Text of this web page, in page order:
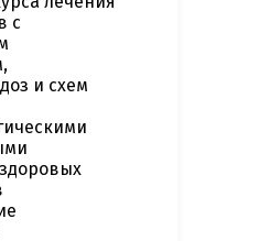
с
и схем